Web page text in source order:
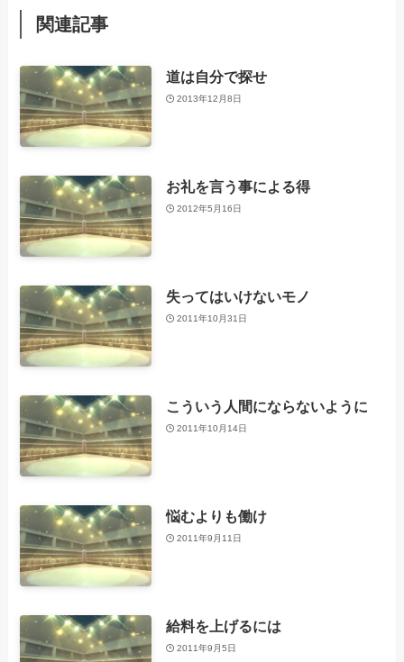
関連記事
道は自分で探せ
2013年12月8日
お礼を言う事による得
2012年5月16日
失ってはいけないモノ
2011年10月31日
こういう人間にならないように
2011年10月14日
悩むよりも働け
2011年9月11日
給料を上げるには
2011年9月5日